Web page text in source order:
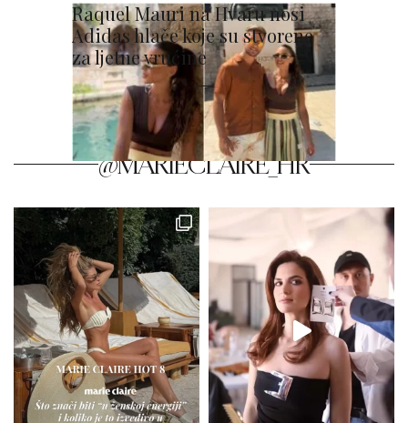
Raquel Mauri na Hvaru nosi
Adidas hlače koje su stvorene
za ljetne vrućine
@MARIECLAIRE_HR